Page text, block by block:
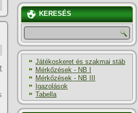
KERESÉS
Játékoskeret és szakmai stáb
Mérkőzések - NB I
Mérkőzések - NB III
Igazolások
Tabella